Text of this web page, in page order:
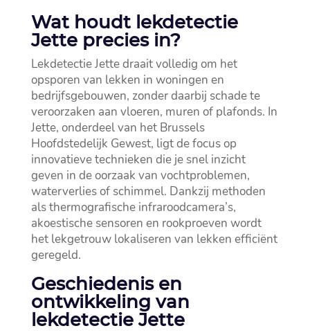
Wat houdt lekdetectie
Jette precies in?
Lekdetectie Jette draait volledig om het
opsporen van lekken in woningen en
bedrijfsgebouwen, zonder daarbij schade te
veroorzaken aan vloeren, muren of plafonds.​ In
Jette, onderdeel van het Brussels
Hoofdstedelijk Gewest, ligt de focus op
innovatieve technieken die je snel inzicht
geven in de oorzaak van vochtproblemen,
waterverlies of schimmel.​ Dankzij methoden
als thermografische infraroodcamera’s,
akoestische sensoren en rookproeven wordt
het lekgetrouw lokaliseren van lekken efficiënt
geregeld.​
Geschiedenis en
ontwikkeling van
lekdetectie Jette